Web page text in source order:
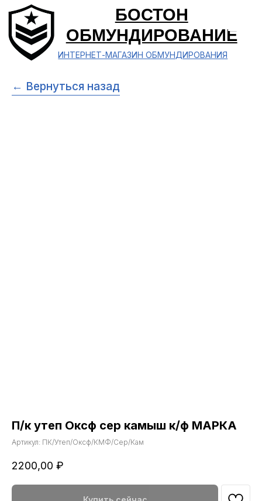
БОСТОН
ОБМУНДИРОВАНИЕ
ИНТЕРНЕТ-МАГАЗИН ОБМУНДИРОВАНИЯ
← Вернуться назад
П/к утеп Оксф сер камыш к/ф МАРКА
Артикул: ПК/Утеп/Оксф/КМФ/Сер/Кам
2200,00 ₽